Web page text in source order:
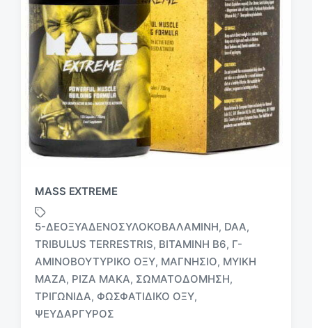
MASS EXTREME
ε
ε
τ
5-ΔΕΟΞΥΑΔΕΝΟΣΥΛΟΚΟΒΑΛΑΜΊΝΗ, DAA,
TRIBULUS TERRESTRIS, ΒΙΤΑΜΊΝΗ Β6, Γ-
ΑΜΙΝΟΒΟΥΤΥΡΙΚΌ ΟΞΎ, ΜΑΓΝΉΣΙΟ, ΜΥΙΚΉ
ΜΆΖΑ, ΡΊΖΑ ΜΆΚΑ, ΣΩΜΑΤΟΔΌΜΗΣΗ,
ΤΡΙΓΩΝΊΔΑ, ΦΩΣΦΑΤΙΔΙΚΌ ΟΞΎ,
ΨΕΥΔΆΡΓΥΡΟΣ